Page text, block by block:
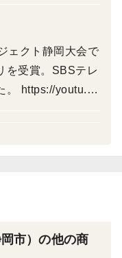
ェクト静岡大会で
を受賞。SBSテレ
。 https://youtu.b
市）の他の商